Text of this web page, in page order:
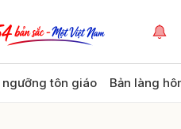
ngưỡng tôn giáo Bản làng